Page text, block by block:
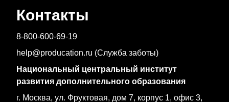
Контакты
8-800-600-69-19
help@producation.ru (Служба заботы)
Национальный центральный институт
развития дополнительного образования
г. Москва, ул. Фруктовая, дом 7, корпус 1, офис 3,